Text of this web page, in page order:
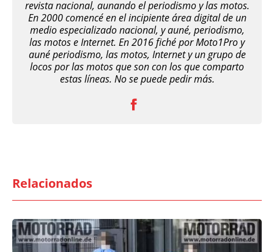
revista nacional, aunando el periodismo y las motos.
En 2000 comencé en el incipiente área digital de un
medio especializado nacional, y auné, periodismo,
las motos e Internet. En 2016 fiché por Moto1Pro y
auné periodismo, las motos, Internet y un grupo de
locos por las motos que son con los que comparto
estas líneas. No se puede pedir más.
Relacionados